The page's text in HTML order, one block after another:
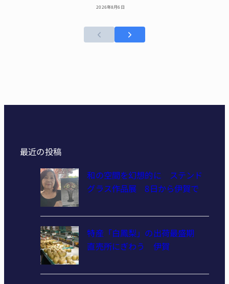
2026年8月6日
最近の投稿
和の空間を幻想的に ステンド
グラス作品展 8日から伊賀で
特産「白鳳梨」の出荷最盛期
直売所にぎわう 伊賀